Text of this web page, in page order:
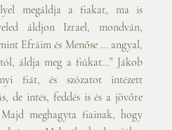
megáldja a fiakat, ma is
áldjon Izrael, mondván,
Efráim és Menőse … angyal,
áldja meg a fiúkat…” Jákob
fiát, és szózatot intézett
de intés, feddés is és a jövőre
meghagyta fiainak, hogy